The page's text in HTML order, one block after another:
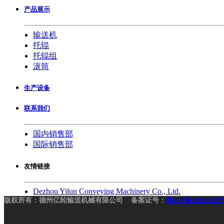
产品展示
输送机
托辊
托辊组
滚筒
生产设备
联系我们
国内销售部
国际销售部
友情链接
Dezhou Yilun Conveying Machinery Co., Ltd.
版权所有：德州亿轮输送机械有限公司 备案证号： 鲁ICP备10034319